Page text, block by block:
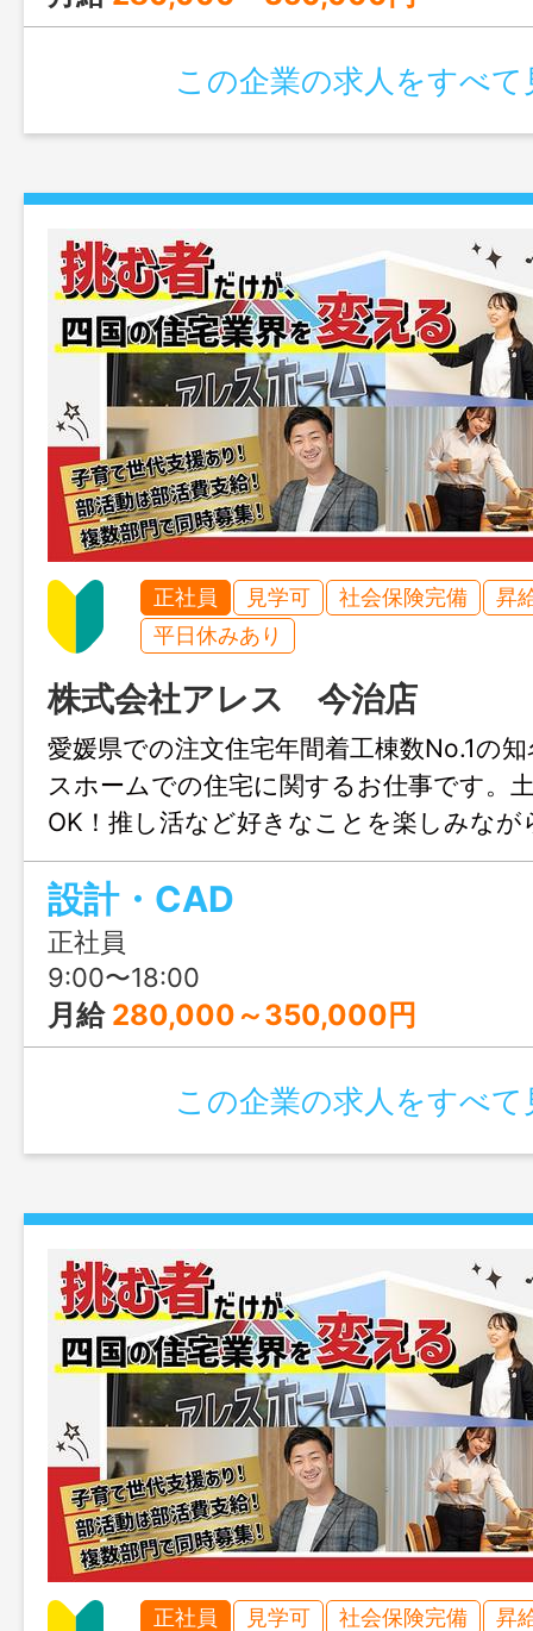
この企業の求人をすべて
正社員 見学可 社会保険完備
昇
平日休みあり
株式会社アレス 今治店
愛媛県での注文住宅年間着工棟数No.1の
スホームでの住宅に関するお仕事です。
OK！推し活など好きなことを楽しみな
きます♪結婚や出産のタイミングでも安心
も充実！人生設計が変わっても安定して
リアチェンジしてみませんか？職場見学
ます！
設計・CAD
正社員
9:00〜18:00
月給 280,000～350,000円
この企業の求人をすべて
正社員 見学可 社会保険完備
昇